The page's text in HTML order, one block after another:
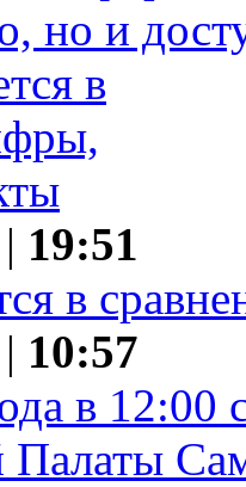
но и
19:51
в
10:57
в 12:00